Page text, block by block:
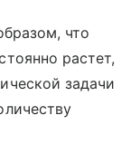
что
растет,
задачи